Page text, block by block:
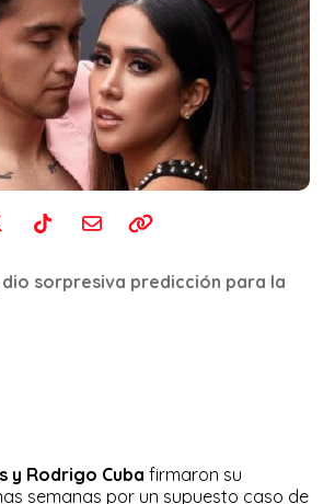
sorpresiva predicción para la
y Rodrigo Cuba firmaron su
semanas por un supuesto caso de